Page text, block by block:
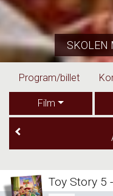
SKOLEN
Program/billet
Film
Toy Story 5